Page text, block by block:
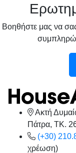
Βοηθήστε μας να
Ακτή
Πάτρα, TK.
(+30)
χρέωση)